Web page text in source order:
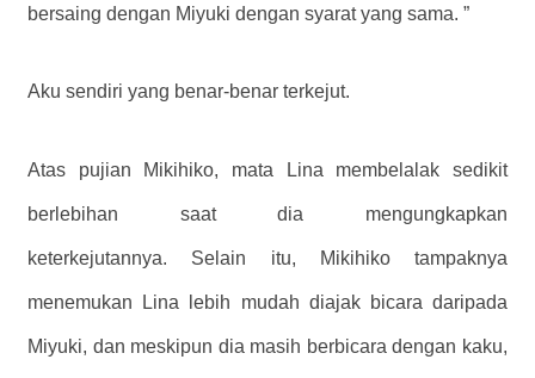
bersaing dengan Miyuki dengan syarat yang sama. ”
Aku sendiri yang benar-benar terkejut.
Atas pujian Mikihiko, mata Lina membelalak sedikit
berlebihan saat dia mengungkapkan
keterkejutannya. Selain itu, Mikihiko tampaknya
menemukan Lina lebih mudah diajak bicara daripada
Miyuki, dan meskipun dia masih berbicara dengan kaku,